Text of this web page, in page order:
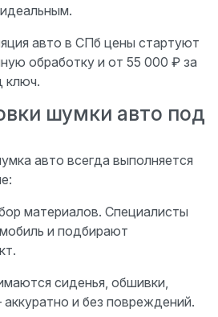
авто в СПб цены стартуют
обработку и от 55 000 ₽ за
ключ.
шумки авто под
авто всегда выполняется
материалов. Специалисты
и подбирают
сиденья, обшивки,
и без повреждений.